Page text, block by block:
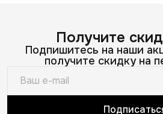
Получите
Подпишитесь на наши
получите скидку на